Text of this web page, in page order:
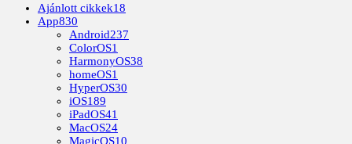
Ajánlott cikkek18
App830
Android237
ColorOS1
HarmonyOS38
homeOS1
HyperOS30
iOS189
iPadOS41
MacOS24
MagicOS10